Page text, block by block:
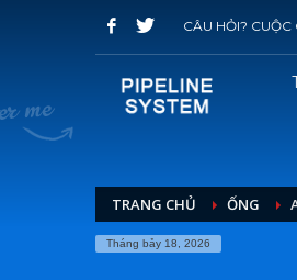
CÂU HỎI? CUỘC
TRANG CHỦ ỐNG
Tháng bảy 18, 2026